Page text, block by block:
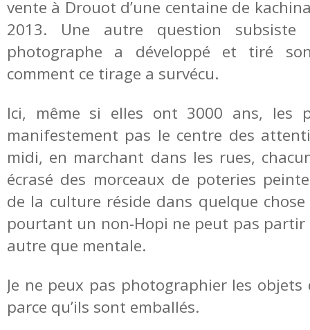
vente à Drouot d’une centaine de
2013. Une autre question
photographe a développé et tiré
comment ce tirage a survécu.
Ici, même si elles ont 3000 ans, les
manifestement pas le centre des
midi, en marchant dans les rues,
écrasé des morceaux de poteries
de la culture réside dans quelque chose
pourtant un non-Hopi ne peut pas partir
autre que mentale.
Je ne peux pas photographier les objets
parce qu’ils sont emballés.